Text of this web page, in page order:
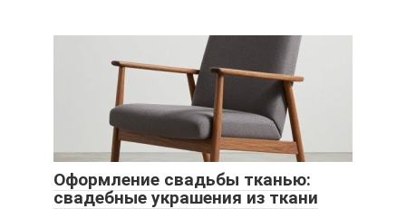
Оформление свадьбы тканью:
свадебные украшения из ткани